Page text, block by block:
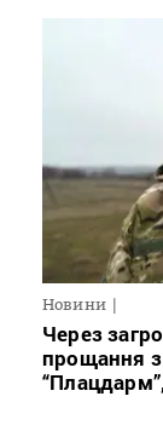
Новини
Через
прощання